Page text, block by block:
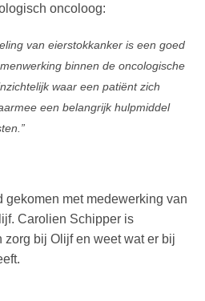
oncoloog:
van eierstokkanker is een goed
binnen de oncologische
waar een patiënt zich
een belangrijk hulpmiddel
gekomen met medewerking van
Carolien Schipper is
bij Olijf en weet wat er bij